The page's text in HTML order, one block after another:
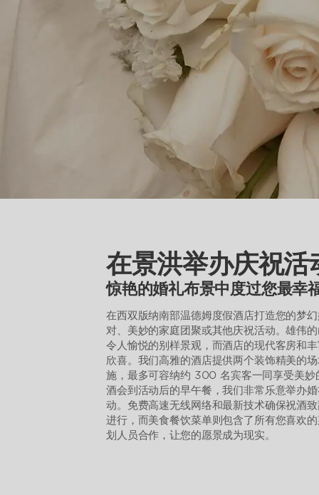
在景洪举办庆祝活
惊艳的婚礼布景中度过您最幸
在西双版纳南部温德姆度假酒店打造您的梦
对、美妙的家庭团聚或其他庆祝活动。雄伟
令人愉悦的别样景观，而酒店的现代客房和
欣喜。我们高雅的酒店提供两个装饰精美的
施，最多可容纳约 300 名宾客一同享受美妙
酒会到活动后的早午餐，我们非常乐意举办
动。免费高速无线网络和最新技术确保祝酒
进行，而美食餐饮菜单则包含了所有您喜欢
划人员合作，让您的愿景成为现实。